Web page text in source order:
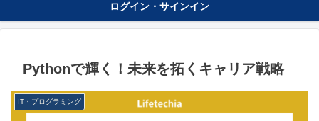
ログイン・サインイン
Pythonで輝く！未来を拓くキャリア戦略
IT・プログラミング